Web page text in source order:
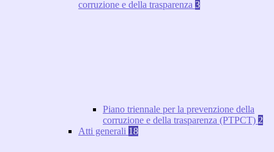
corruzione e della trasparenza 3
Piano triennale per la prevenzione della
corruzione e della trasparenza (PTPCT) 2
Atti generali 18